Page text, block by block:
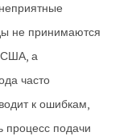
не принимаются
США, а
часто
к ошибкам,
процесс подачи